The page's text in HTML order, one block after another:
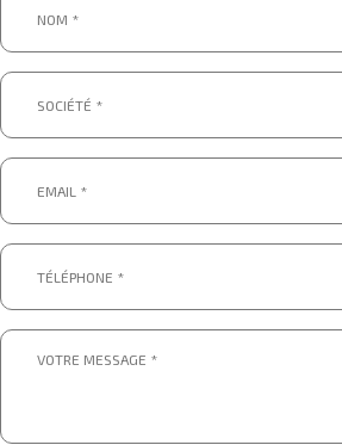
Société
Email
Téléphone
Message